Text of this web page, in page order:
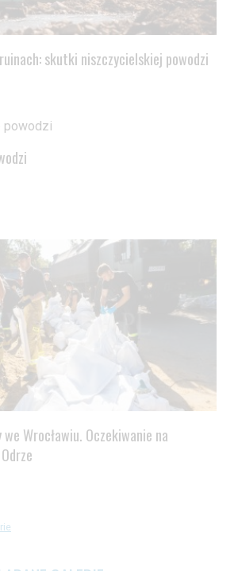
zgodę i przechodzę do serwisu
skutki niszczycielskiej powodzi
Wrocławiu. Oczekiwanie na